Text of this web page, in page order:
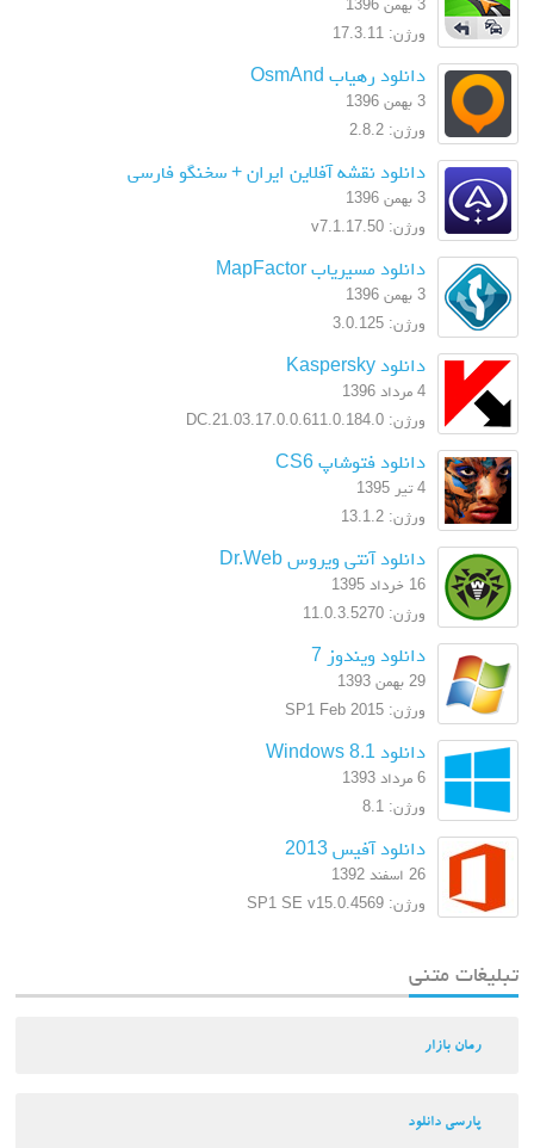
3 بهمن 1396
ورژن: 17.3.11
دانلود رهیاب OsmAnd
3 بهمن 1396
ورژن: 2.8.2
دانلود نقشه آفلاین ایران + سخنگو فارسی
3 بهمن 1396
ورژن: v7.1.17.50
دانلود مسیریاب MapFactor
3 بهمن 1396
ورژن: 3.0.125
دانلود Kaspersky
4 مرداد 1396
ورژن: 17.0.0.611.0.184.0.DC.21.03
دانلود فتوشاپ CS6
4 تیر 1395
ورژن: 13.1.2
دانلود آنتی ویروس Dr.Web
16 خرداد 1395
ورژن: 11.0.3.5270
دانلود ویندوز 7
29 بهمن 1393
ورژن: SP1 Feb 2015
دانلود Windows 8.1
6 مرداد 1393
ورژن: 8.1
دانلود آفیس 2013
26 اسفند 1392
ورژن: SP1 SE v15.0.4569
تبلیغات متنی
رمان بازار
پارسی دانلود